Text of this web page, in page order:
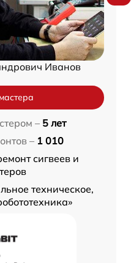
Иванов
– 5 лет
– 1 010
сигвеев и
техническое,